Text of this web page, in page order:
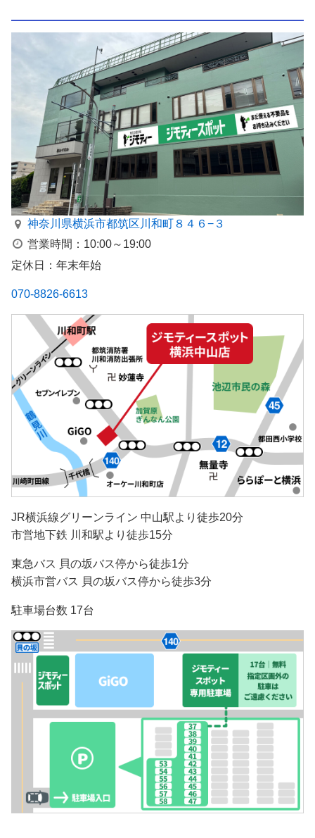
神奈川県横浜市都筑区川和町８４６−３
営業時間：10:00～19:00
定休日：年末年始
070-8826-6613
JR横浜線グリーンライン 中山駅より徒歩20分
市営地下鉄 川和駅より徒歩15分
東急バス 貝の坂バス停から徒歩1分
横浜市営バス 貝の坂バス停から徒歩3分
駐車場台数 17台